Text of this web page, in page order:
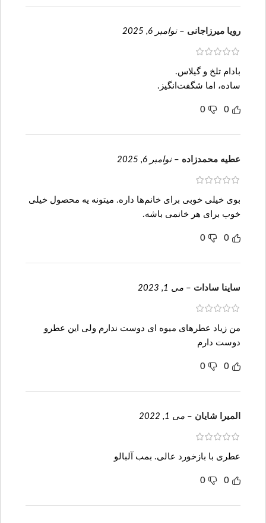
رویا میرزاجانی – نوامبر 6, 2025
بادام تلخ و گیلاس.
ساده، اما شگفت‌انگیز.
0
0
عطیه محمدزاده – نوامبر 6, 2025
بوی خیلی خوبی برای خانم‌ها داره. میتونه یه محصول خیلی
خوب برای هر خانمی باشه.
0
0
ساینا سادات – می 1, 2023
من زیاد عطرهای میوه ای دوست ندارم ولی این عطرو
دوست دارم
0
0
المیرا شایان – می 1, 2022
عطری با بازخورد عالی. بمب آلبالو
0
0